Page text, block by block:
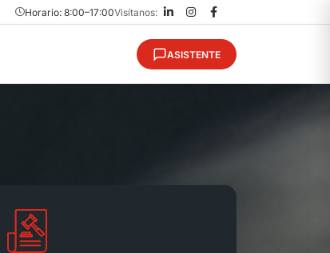
Horario: 8:00–17:00Visítanos:
ASISTENTE